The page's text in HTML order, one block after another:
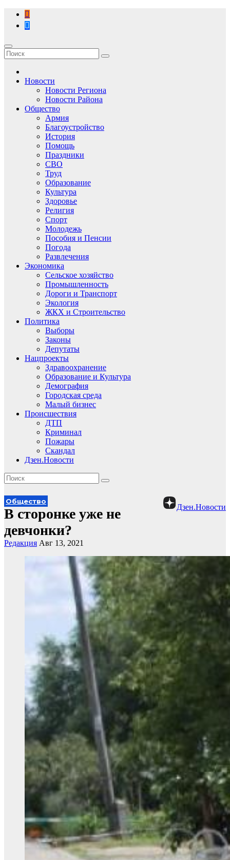
Перейти
содержимому
Новости
Новости Региона
Новости Района
Общество
Армия
Благоустройство
История
Помощь
Праздники
СВО
Труд
Образование
Культура
Здоровье
Религия
Спорт
Молодежь
Пособия и Пенсии
Погода
Развлечения
Экономика
Сельское хозяйство
Промышленность
Дороги и Транспорт
Экология
ЖКХ и Строительство
Политика
Выборы
Законы
Депутаты
Нацпроекты
Здравоохранение
Образование и Культура
Демография
Городская среда
Малый бизнес
Происшествия
ДТП
Криминал
Пожары
Скандал
Дзен.Новости
Дзен.Новости
Общество
В сторонке уже не
девчонки?
Редакция Авг 13, 2021